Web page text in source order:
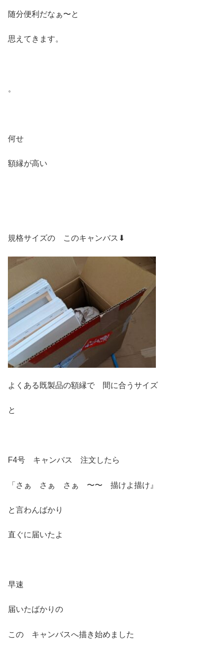
随分便利だなぁ〜と
思えてきます。
。
何せ
額縁が高い
規格サイズの このキャンバス⬇︎
よくある既製品の額縁で 間に合うサイズ
と
F4号 キャンバス 注文したら
「さぁ さぁ さぁ 〜〜 描けよ描け』
と言わんばかり
直ぐに届いたよ
早速
届いたばかりの
この キャンバスへ描き始めました